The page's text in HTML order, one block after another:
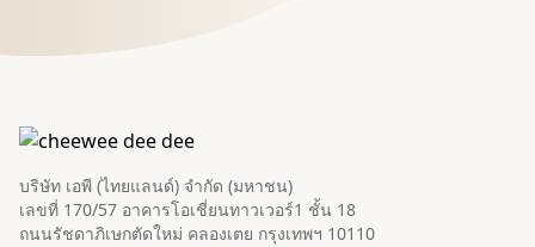
บริษัท เอพี (ไทยแลนด์) จำกัด (มหาชน)
เลขที่ 170/57 อาคารโอเชี่ยนทาวเวอร์1 ชั้น 18
ถนนรัชดาภิเษกตัดใหม่ คลองเตย กรุงเทพฯ 10110